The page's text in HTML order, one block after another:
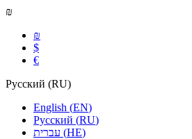
₪
₪
$
€
Русский (RU)
English (EN)
Русский (RU)
(HE)